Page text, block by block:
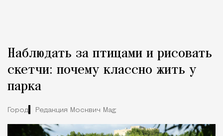
Наблюдать за птицами и рисовать
скетчи: почему классно жить у
парка
Город Редакция Москвич Mag